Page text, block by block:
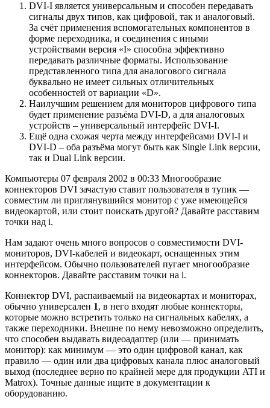
DVI-I является универсальным и способен передавать
сигналы двух типов, как цифровой, так и аналоговый.
За счёт применения вспомогательных компонентов в
форме переходника, и соединения с иными
устройствами версия «I» способна эффективно
передавать различные форматы. Использование
представленного типа для аналогового сигнала
буквально не имеет сильных отличительных
особенностей от вариации «D».
Наилучшим решением для мониторов цифрового типа
будет применение разъёма DVI-D, а для аналоговых
устройств – универсальный интерфейс DVI-I.
Ещё одна схожая черта между интерфейсами DVI-I и
DVI-D – оба разъёма могут быть как Single Link версии,
так и Dual Link версии.
Компьютеры 07 февраля 2002 в 00:33 Многообразие
коннекторов DVI зачастую ставит пользователя в тупик —
совместим ли приглянувшийся монитор с уже имеющейся
видеокартой, или стоит поискать другой? Давайте расставим
точки над i.
Нам задают очень много вопросов о совместимости DVI-
мониторов, DVI-кабелей и видеокарт, оснащенных этим
интерфейсом. Обычно пользователей пугает многообразие
коннекторов. Давайте расставим точки на i.
Коннектор DVI, распаиваемый на видеокартах и мониторах,
обычно универсален 1, в него входят любые коннекторы,
которые можно встретить только на сигнальных кабелях, а
также переходники. Внешне по нему невозможно определить,
что способен выдавать видеоадаптер (или — принимать
монитор): как минимум — это один цифровой канал, как
правило — один или два цифровых канала плюс аналоговый
выход (последнее верно по крайней мере для продукции ATI и
Matrox). Точные данные ищите в документации к
оборудованию.